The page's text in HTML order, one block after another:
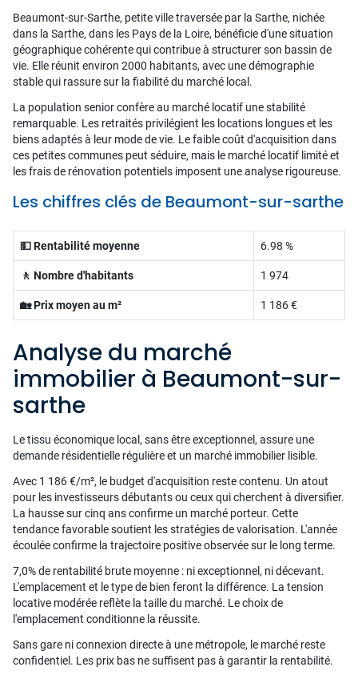
Beaumont-sur-Sarthe, petite ville traversée par la Sarthe, nichée
dans la Sarthe, dans les Pays de la Loire, bénéficie d'une situation
géographique cohérente qui contribue à structurer son bassin de
vie. Elle réunit environ 2000 habitants, avec une démographie
stable qui rassure sur la fiabilité du marché local.
La population senior confère au marché locatif une stabilité
remarquable. Les retraités privilégient les locations longues et les
biens adaptés à leur mode de vie. Le faible coût d'acquisition dans
ces petites communes peut séduire, mais le marché locatif limité et
les frais de rénovation potentiels imposent une analyse rigoureuse.
Les chiffres clés de Beaumont-sur-sarthe
💵 Rentabilité moyenne 6.98 %
🚶 Nombre d'habitants 1 974
🏡 Prix moyen au m² 1 186 €
Analyse du marché
immobilier à Beaumont-sur-
sarthe
Le tissu économique local, sans être exceptionnel, assure une
demande résidentielle régulière et un marché immobilier lisible.
Avec 1 186 €/m², le budget d'acquisition reste contenu. Un atout
pour les investisseurs débutants ou ceux qui cherchent à diversifier.
La hausse sur cinq ans confirme un marché porteur. Cette
tendance favorable soutient les stratégies de valorisation. L'année
écoulée confirme la trajectoire positive observée sur le long terme.
7,0% de rentabilité brute moyenne : ni exceptionnel, ni décevant.
L'emplacement et le type de bien feront la différence. La tension
locative modérée reflète la taille du marché. Le choix de
l'emplacement conditionne la réussite.
Sans gare ni connexion directe à une métropole, le marché reste
confidentiel. Les prix bas ne suffisent pas à garantir la rentabilité.